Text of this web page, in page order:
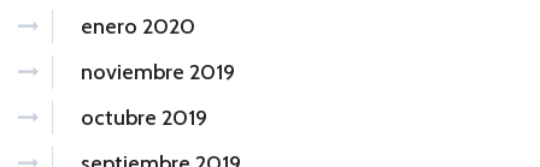
enero 2020
noviembre 2019
octubre 2019